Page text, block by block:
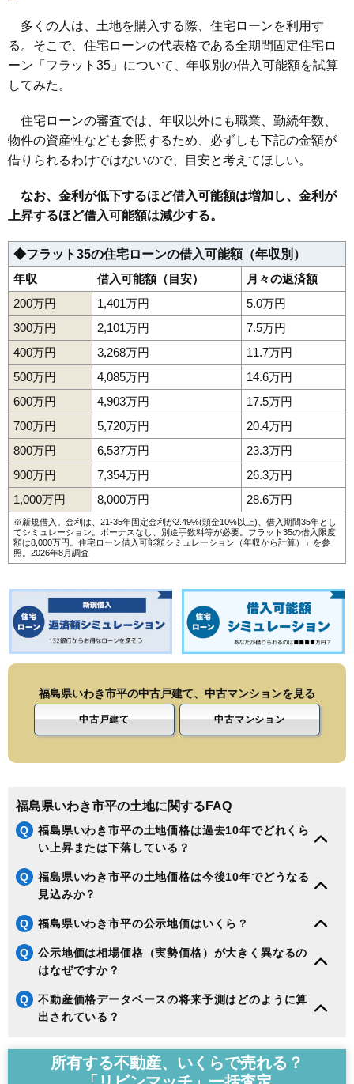
108 内郷白水町 8.0万円 797万円
109 平上荒川 7.1万円 769万円 -8.3%
112 常磐上矢田町 7.0万円 1,463万円 -1.6%
113 中部工業団地 7.0万円 4,210万円 18.7%
114 内郷小島町 6.9万円 1,339万円
115 小浜町 6.9万円 515万円 -11.1%
116 鹿島町走熊 6.8万円
118 中之作 6.5万円 271万円
119 江名 6.1万円 418万円
120 折戸 754万円
121 岩間町 753万円
122 好間町北好間 861万円
123 山田町 507万円
124 泉町本谷 1,154万円
125 平豊間 521万円
126 四倉町細谷 725万円
127 平薄磯 5.3万円 601万円 -11.3%
128 平泉崎 5.1万円 809万円 -3.1%
129 平沼ノ内 5.1万円 532万円 -13.4%
130 小名浜上神白 5.0万円 710万円 -4.5%
131 好間工業団地
133 渡辺町洞 2,044万円
134 平神谷作 4.8万円 481万円 -11.7%
135 渡辺町泉田 4.7万円 275万円 -5.3%
137 常磐藤原町 4.7万円 337万円
138 小名浜島 4.5万円 955万円 -20.8%
140 常磐松久須根町 4.5万円 749万円 -16.6%
142 平下高久 3.9万円
143 久之浜町田之網 3.7万円 601万円 -3.9%
内郷高野町 3.6万円
145 小川町西小川 3.5万円 355万円 -13.1%
146 好間町今新田
147 田人町黒田 3.3万円 197万円 19.9%
148 平藤間 3.2万円 313万円
149 四倉町狐塚
150 遠野町滝 3.0万円 206万円
151 遠野町上遠野
平上平窪 2.6万円 828万円
多くの人は、土地を購入する際、住宅ローンを利用す
る。そこで、住宅ローンの代表格である全期間固定住宅ロ
ーン「フラット35」について、年収別の借入可能額を試算
してみた。
住宅ローンの審査では、年収以外にも職業、勤続年数、
物件の資産性なども参照するため、必ずしも下記の金額が
借りられるわけではないので、目安と考えてほしい。
なお、金利が低下するほど借入可能額は増加し、金利が
上昇するほど借入可能額は減少する。
◆フラット35の住宅ローンの借入可能額（年収別）
年収
借入可能額（目安）
月々の返済額
200万円
1,401万円
5.0万円
300万円
2,101万円
7.5万円
400万円
3,268万円
11.7万円
500万円
4,085万円
14.6万円
600万円
4,903万円
17.5万円
700万円
5,720万円
20.4万円
800万円
6,537万円
23.3万円
900万円
7,354万円
26.3万円
1,000万円
8,000万円 28.6万円
※新規借入。金利は、21-35年固定金利が2.49%(頭金10%以上)、借入期間35年とし
てシミュレーション。ボーナスなし、別途手数料等が必要。フラット35の借入限度
額は8,000万円。 住宅ローン借入可能額シミュレーション（年収から計算）
」を参
照。2026年8月調査
福島県いわき市平の中古戸建て、中古マンションを見る
中古戸建て 中古マンション
福島県いわき市平の土地に関するFAQ
Q
福島県いわき市平の土地価格は過去10年でどれくら
い上昇または下落している？
Q
福島県いわき市平の土地価格は今後10年でどうなる
見込みか？
Q 福島県いわき市平の公示地価はいくら？
Q
公示地価は相場価格（実勢価格）が大きく異なるの
はなぜですか？
Q
不動産価格データベースの将来予測はどのように算
出されている？
所有する不動産、いくらで売れる？